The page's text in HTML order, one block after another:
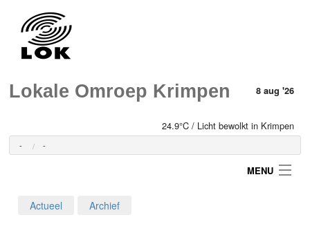
Lokale Omroep Krimpen 8 aug '26
24.9°C / Licht bewolkt in Krimpen
- -
MENU
Actueel Archief